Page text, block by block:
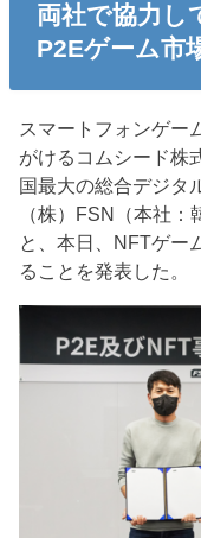
両社で協力し
P2Eゲーム市
スマートフォンゲー
がけるコムシード株
国最大の総合デジタ
（株）FSN（本社
と、本日、NFTゲー
ることを発表した。